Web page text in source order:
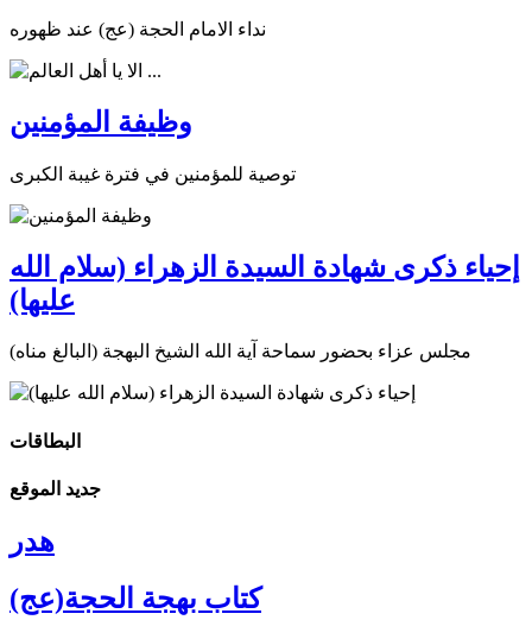
نداء الامام الحجة (عج) عند ظهوره
وظيفة المؤمنين
توصية للمؤمنين في فترة غيبة الكبرى
إحياء ذكرى شهادة السيدة الزهراء (سلام الله
عليها)
مجلس عزاء بحضور سماحة آية الله الشيخ البهجة (البالغ مناه)
البطاقات
جديد الموقع
هدر
كتاب بهجة الحجة(عج)